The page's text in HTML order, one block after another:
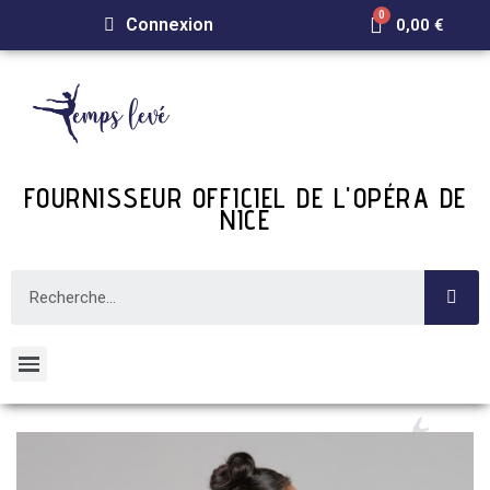
Connexion 0,00 €
FOURNISSEUR OFFICIEL DE L'OPÉRA DE
NICE